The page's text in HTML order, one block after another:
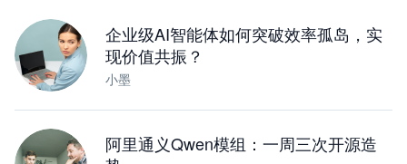
企业级AI智能体如何突破效率孤岛，实
现价值共振？
小墨
阿里通义Qwen模组：一周三次开源造